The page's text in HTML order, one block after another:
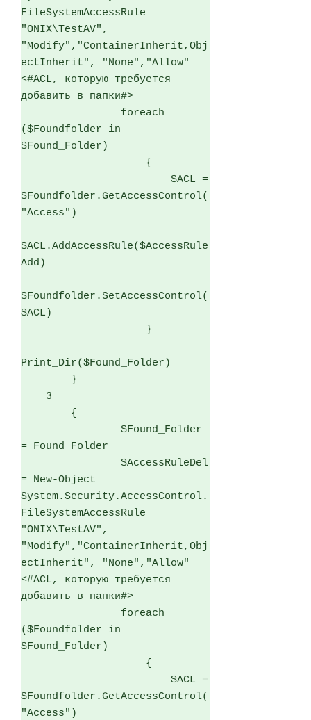
FileSystemAccessRule
"ONIX\TestAV",
"Modify","ContainerInherit,Obj
ectInherit", "None","Allow"
<#ACL, которую требуется
добавить в папки#>
($Foundfolder in
$Found_Folder)
$Foundfolder.GetAccessControl(
"Access")
$ACL.AddAccessRule($AccessRule
Add)
$Foundfolder.SetAccessControl(
$ACL)
Print_Dir($Found_Folder)
= Found_Folder
= New-Object
System.Security.AccessControl.
FileSystemAccessRule
"ONIX\TestAV",
"Modify","ContainerInherit,Obj
ectInherit", "None","Allow"
<#ACL, которую требуется
добавить в папки#>
($Foundfolder in
$Found_Folder)
$Foundfolder.GetAccessControl(
"Access")